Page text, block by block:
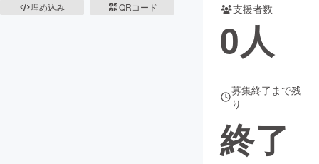
CAMPFIRE Creation
コミュニティ
埋め込み
QRコード 支援者数
0人
募集終了まで残
り
終了